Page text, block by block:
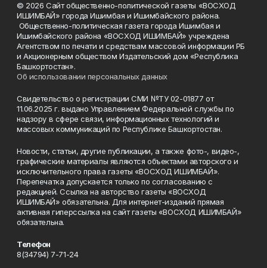
© 2026 Сайт общественно-политической газеты «ВОСХОД
ИШИМБАЙ» города Ишимбая и Ишимбайского района.
Общественно-политическая газета города Ишимбая и
Ишимбайского района «ВОСХОД ИШИМБАЙ» учреждена
Агентством по печати и средствам массовой информации РБ
и Акционерным обществом Издательский дом «Республика
Башкортостан».
Об использовании персональных данных
Свидетельство о регистрации СМИ №ТУ 02-01877 от
11.06.2025 г. выдано Управлением Федеральной службы по
надзору в сфере связи, информационных технологий и
массовых коммуникаций по Республике Башкортостан.
Новости, статьи, другие публикации, а также фото-, видео-,
графические материалы являются объектами авторского и
исключительного права газеты «ВОСХОД ИШИМБАЙ».
Перепечатка допускается только по согласованию с
редакцией. Ссылка на авторство газеты «ВОСХОД
ИШИМБАЙ» обязательна. Для интернет-изданий прямая
активная гиперссылка на сайт газеты «ВОСХОД ИШИМБАЙ»
обязательна.
Телефон
8(34794) 7-71-24